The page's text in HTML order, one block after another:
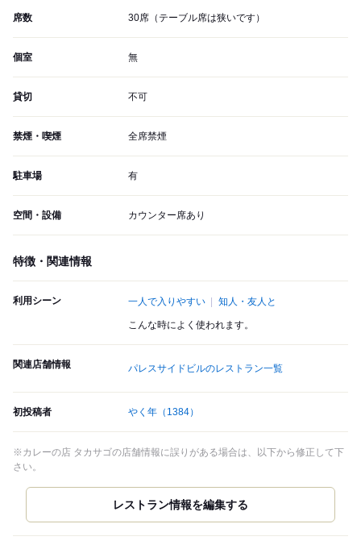
席数 30席（テーブル席は狭いです）
個室 無
貸切 不可
禁煙・喫煙 全席禁煙
駐車場 有
空間・設備 カウンター席あり
特徴・関連情報
利用シーン 一人で入りやすい 知人・友人と
こんな時によく使われます。
関連店舗情報 パレスサイドビルのレストラン一覧
初投稿者 やく年 （1384）
※カレーの店 タカサゴの店舗情報に誤りがある場合は、以下から修正して下
さい。